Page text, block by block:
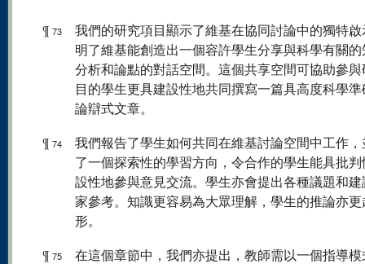
¶ 73
我們的研究項目顯示了維基在協同討論中的獨特
明了維基能創造出一個容許學生分享與科學有關
分析和論點的對話空間。這個共享空間可協助參
目的學生更具建設性地共同撰寫一篇具高度科學
論辯式文章。
¶ 74
我們報告了學生如何共同在維基討論空間中工作
了一個探索性的學習方向，令合作的學生能具批
設性地參與意見交流。學生亦會提出各種議題和
家參考。知識更容易為大眾理解，學生的推論亦更
形。
¶ 75
在這個章節中，我們亦提出，教師需以一個指導